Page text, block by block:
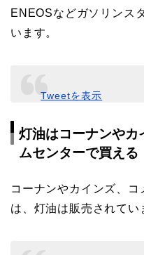
ENEOSなどガソリンス
います。
Tweetを表示
灯油はコーナンやカ
ムセンターで買える
コーナンやカインズ、
は、灯油は販売されてい